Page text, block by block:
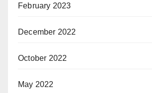
February 2023
December 2022
October 2022
May 2022